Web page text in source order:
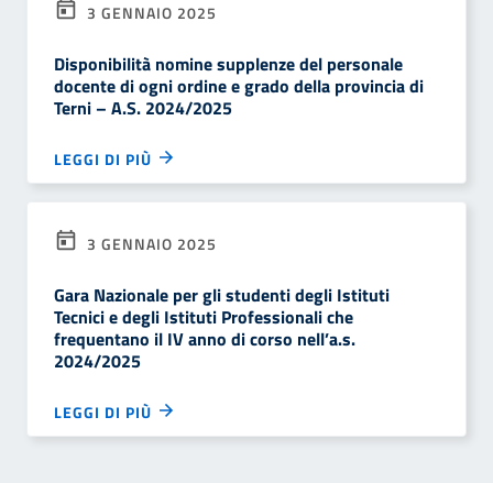
3 GENNAIO 2025
Disponibilità nomine supplenze del personale
docente di ogni ordine e grado della provincia di
Terni – A.S. 2024/2025
LEGGI DI PIÙ
3 GENNAIO 2025
Gara Nazionale per gli studenti degli Istituti
Tecnici e degli Istituti Professionali che
frequentano il IV anno di corso nell’a.s.
2024/2025
LEGGI DI PIÙ